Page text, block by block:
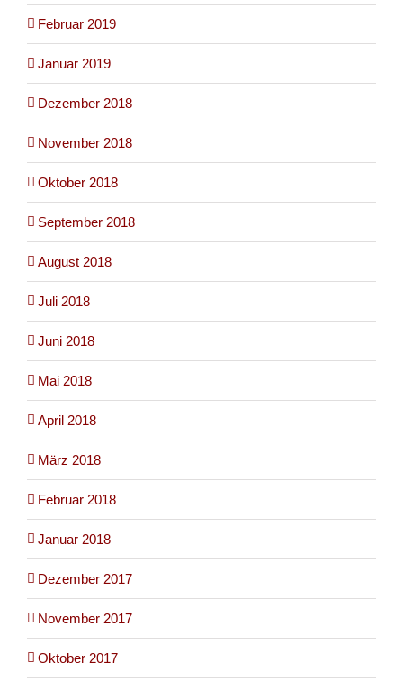
Februar 2019
Januar 2019
Dezember 2018
November 2018
Oktober 2018
September 2018
August 2018
Juli 2018
Juni 2018
Mai 2018
April 2018
März 2018
Februar 2018
Januar 2018
Dezember 2017
November 2017
Oktober 2017